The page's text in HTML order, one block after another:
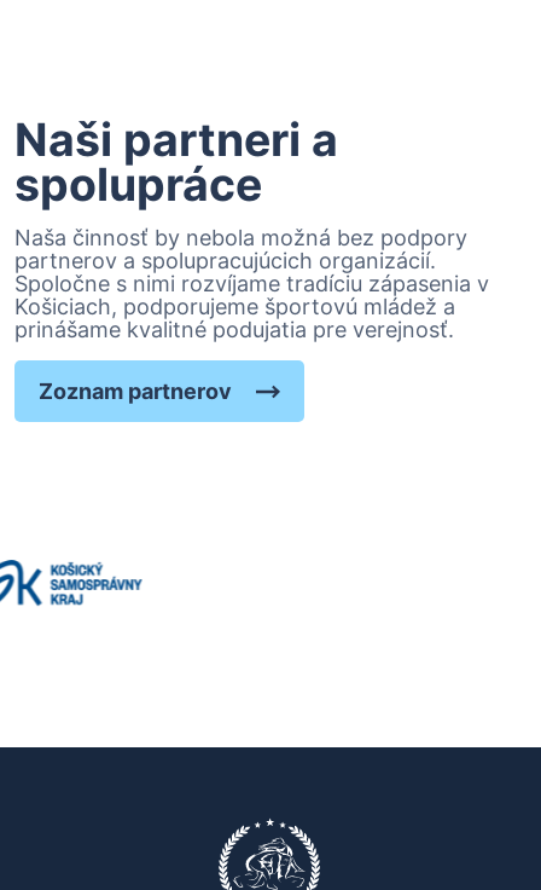
Naši partneri a
spolupráce
Naša činnosť by nebola možná bez podpory
partnerov a spolupracujúcich organizácií.
Spoločne s nimi rozvíjame tradíciu zápasenia v
Košiciach, podporujeme športovú mládež a
prinášame kvalitné podujatia pre verejnosť.
Zoznam partnerov